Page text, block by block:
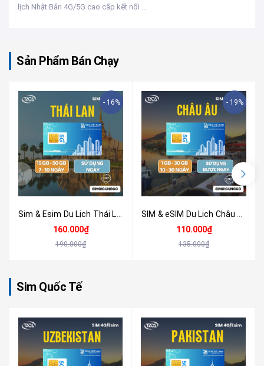
lịch Nhật Bản 4G/5G cao cấp kết nối ...
Sản Phẩm Bán Chạy
- 16%
160.000₫
190.000₫
- 19%
110.000₫
135.000₫
Sim Quốc Tế